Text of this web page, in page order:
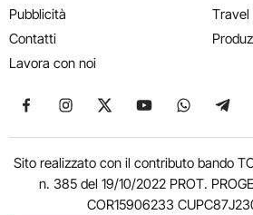
Pubblicità
Contatti
Lavora con noi
Travel
Seguici su Facebook
Seguici su Instagram
Seguici su X
Seguici suSeguici su
Sito realizzato con il contributo bando
n. 385 del 19/10/2022 PROT.
COR15906233